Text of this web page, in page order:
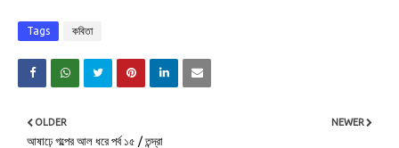
Tags কবিতা
NEWER
OLDER
আষাঢ়ে গল্পের আল ধরে পর্ব ১৫ / তন্দ্রা